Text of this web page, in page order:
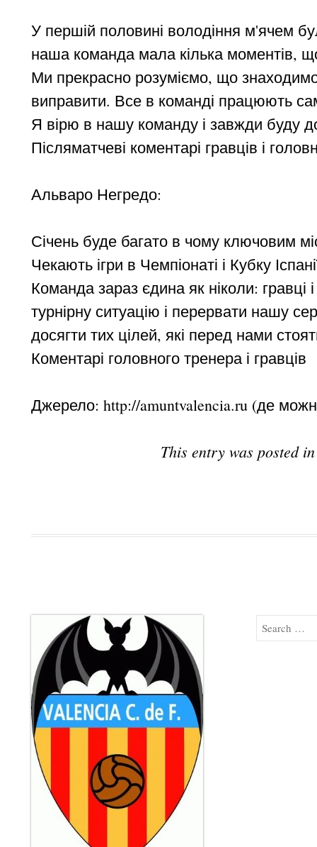
У першій половині володіння м'ячем
наша команда мала кілька моментів,
Ми прекрасно розуміємо, що
виправити. Все в команді працюють
Я вірю в нашу команду і завжди буду
Післяматчеві коментарі гравців і
Альваро Негредо:
Січень буде багато в чому ключовим
Чекають ігри в Чемпіонаті і Кубку
Команда зараз єдина як ніколи:
турнірну ситуацію і перервати нашу
досягти тих цілей, які перед нами
Коментарі головного тренера і гравців
Джерело: http://amuntvalencia.ru (де
This entry was posted
Search